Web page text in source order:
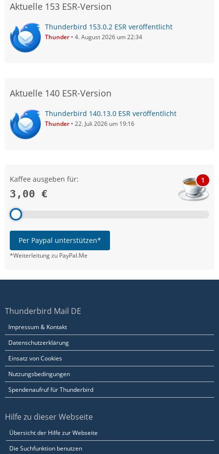
Aktuelle 153 ESR-Version
Thunderbird 153.0.2 ESR veröffentlicht
Thunder 4. August 2026 um 22:34
Aktuelle 140 ESR-Version
Thunderbird 140.13.0 ESR veröffentlicht
Thunder 22. Juli 2026 um 19:16
Kaffee ausgeben für:
3,00 €
1
Per Paypal unterstützen*
*Weiterleitung zu PayPal.Me
Thunderbird Mail DE
Impressum & Kontakt
Datenschutzerklärung
Einsatz von Cookies
Nutzungsbedingungen
Spendenaufruf für Thunderbird
Hilfe zu dieser Webseite
Übersicht der Hilfe zur Webseite
Die Suchfunktion benutzen